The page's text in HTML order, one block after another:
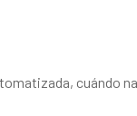
cuándo